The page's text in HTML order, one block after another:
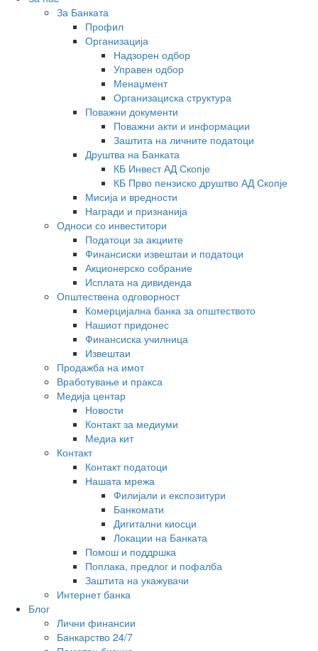
За Банката
Профил
Организација
Надзорен одбор
Управен одбор
Менаџмент
Организациска структура
Поважни документи
Поважни акти и информации
Заштита на личните податоци
Друштва на Банката
КБ Инвест АД Скопје
КБ Прво пензиско друштво АД Скопје
Мисија и вредности
Награди и признанија
Односи со инвеститори
Податоци за акциите
Финансиски извештаи и податоци
Акционерско собрание
Исплата на дивиденда
Општествена одговорност
Комерцијална банка за општеството
Нашиот придонес
Финансиска училница
Извештаи
Продажба на имот
Вработување и пракса
Медија центар
Новости
Контакт за медиуми
Медиа кит
Контакт
Контакт податоци
Нашата мрежа
Филијали и експозитури
Банкомати
Дигитални киосци
Локации на Банката
Помош и поддршка
Поплака, предлог и пофалба
Заштита на укажувачи
Интернет банка
Блог
Лични финансии
Банкарство 24/7